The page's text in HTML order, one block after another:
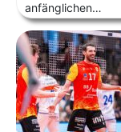
anfänglichen…